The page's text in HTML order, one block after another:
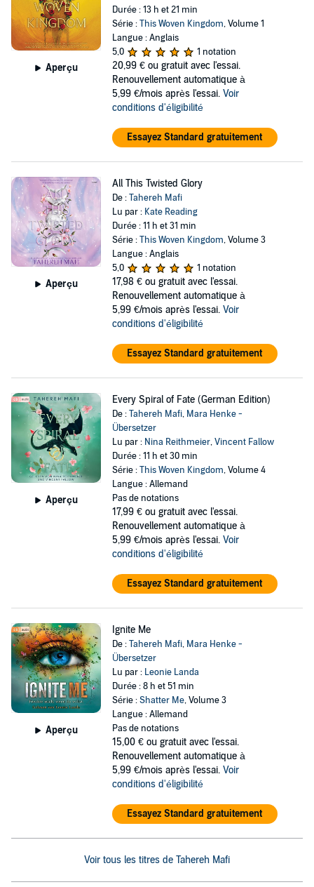
Aperçu
Durée : 13 h et 21 min
Série :This Woven Kingdom, Volume 1
Langue : Anglais
5,0
1 notation
20,99 € ou gratuit avec l'essai.
Renouvellement automatique à
5,99 €/mois après l'essai. Voir
conditions d'éligibilité
Essayez Standard gratuitement
Aperçu
All This Twisted Glory
De :Tahereh Mafi
Lu par : Kate Reading
Durée : 11 h et 31 min
Série :This Woven Kingdom, Volume 3
Langue : Anglais
5,0
1 notation
17,98 € ou gratuit avec l'essai.
Renouvellement automatique à
5,99 €/mois après l'essai. Voir
conditions d'éligibilité
Essayez Standard gratuitement
Aperçu
Every Spiral of Fate (German Edition)
De :Tahereh Mafi, Mara Henke -
Übersetzer
Lu par : Nina Reithmeier,Vincent Fallow
Durée : 11 h et 30 min
Série :This Woven Kingdom, Volume 4
Langue : Allemand
Pas de notations
17,99 € ou gratuit avec l'essai.
Renouvellement automatique à
5,99 €/mois après l'essai. Voir
conditions d'éligibilité
Essayez Standard gratuitement
Aperçu
Ignite Me
De :Tahereh Mafi, Mara Henke -
Übersetzer
Lu par : Leonie Landa
Durée : 8 h et 51 min
Série :Shatter Me, Volume 3
Langue : Allemand
Pas de notations
15,00 € ou gratuit avec l'essai.
Renouvellement automatique à
5,99 €/mois après l'essai. Voir
conditions d'éligibilité
Essayez Standard gratuitement
Voir tous les titres de Tahereh Mafi